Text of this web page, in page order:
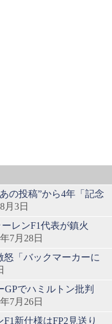
の投稿”から4年「記念
月3日
レンF1代表が鎮火
7月28日
「バックマーカーに
でハミルトン批判
7月26日
新仕様はFP2見送り